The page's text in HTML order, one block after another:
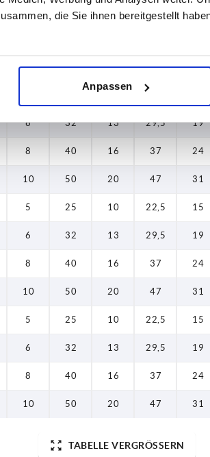
die Sie ihnen bereitgestellt
Anpassen
32 29,5 19
10 50 20 47 31
22,5
6 32 13 29,5 19
8 40 16 37 24
10 50 20 47 31
5 25 10 22,5 15
6 32 13 29,5 19
8 40 16 37 24
10 50 20 47 31
5 25 10 22,5 15
6 32 13 29,5 19
8 40 16 37 24
10 50 20 47 31
TABELLE VERGRÖSSERN